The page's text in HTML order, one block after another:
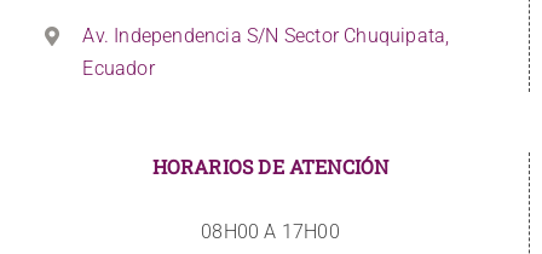
Av. Independencia S/N Sector Chuquipata,
Ecuador
HORARIOS DE ATENCIÓN
08H00 A 17H00